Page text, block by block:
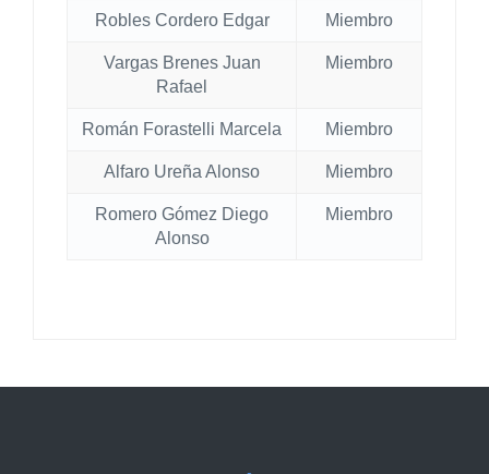
Robles Cordero Edgar Miembro
Vargas Brenes Juan
Rafael
Miembro
Román Forastelli Marcela Miembro
Alfaro Ureña Alonso Miembro
Romero Gómez Diego
Alonso
Miembro